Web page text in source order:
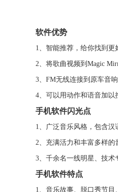
软件优势
1、智能推荐，给你找到更
2、将歌曲视频到Magic
3、FM无线连接到原车音
4、可以用动作和语音加以
手机软件闪光点
1、广泛音乐风格，包含汉
2、充满活力和丰富多样的
3、千余名一线明星、技术
手机软件特点
1、音乐故事、脱口秀节目